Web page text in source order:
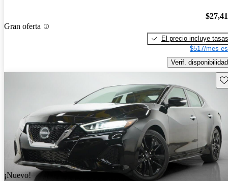
Gran oferta
El precio incluye tasas
$517/mes
Verif. disponibilidad
¡Nuevo!